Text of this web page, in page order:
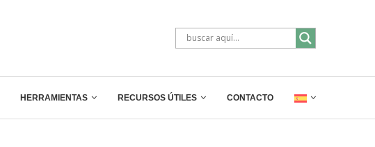
HERRAMIENTAS RECURSOS ÚTILES CONTACTO